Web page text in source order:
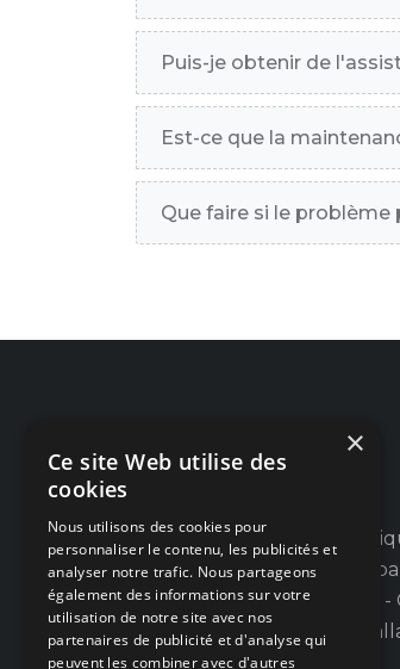
Puis-je obtenir de
Est-ce que la
Que faire si le
Votre partenaire
en province de Liège :
informatique PC et Apple -
web et applications -
d'alarmes et de caméras.
×
Ce site Web utilise des
cookies
Nous utilisons des cookies pour
personnaliser le contenu, les publicités et
analyser notre trafic. Nous partageons
également des informations sur votre
utilisation de notre site avec nos
partenaires de publicité et d'analyse qui
peuvent les combiner avec d'autres